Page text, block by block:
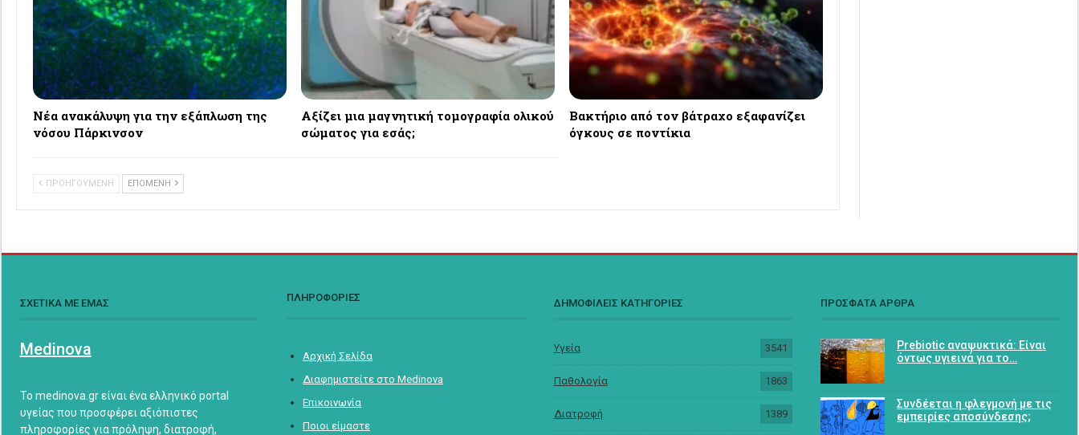
Νέα ανακάλυψη για την εξάπλωση της
νόσου Πάρκινσον
Αξίζει μια μαγνητική τομογραφία ολικού
σώματος για εσάς;
Βακτήριο από τον βάτραχο εξαφανίζει
όγκους σε ποντίκια
ΠΡΟΗΓΟΥΜΕΝΗ ΕΠΟΜΕΝΗ
ΣΧΕΤΙΚΑ ΜΕ ΕΜΑΣ
Medinova
Το medinova.gr είναι ένα ελληνικό portal
υγείας που προσφέρει αξιόπιστες
πληροφορίες για πρόληψη, διατροφή,
ΠΛΗΡΟΦΟΡΙΕΣ
Αρχική Σελίδα
Διαφημιστείτε στο Medinova
Επικοινωνία
Ποιοι είμαστε
ΔΗΜΟΦΙΛΕΙΣ ΚΑΤΗΓΟΡΙΕΣ
Υγεία 3541
Παθολογία 1863
Διατροφή 1389
ΠΡΟΣΦΑΤΑ ΑΡΘΡΑ
Prebiotic αναψυκτικά: Είναι
όντως υγιεινά για το…
Συνδέεται η φλεγμονή με τις
εμπειρίες αποσύνδεσης;